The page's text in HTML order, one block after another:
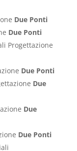
Due Ponti
Due Ponti
Progettazione
Due Ponti
Due
Due
Due Ponti